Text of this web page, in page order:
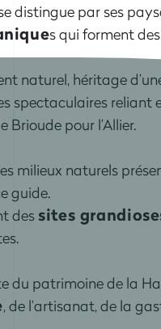
distingue par ses
s qui forment
naturel, héritage
spectaculaires reliant
Brioude pour l’Allier.
milieux naturels
guide.
dessites
du patrimoine de la
, de l’artisanat, de la